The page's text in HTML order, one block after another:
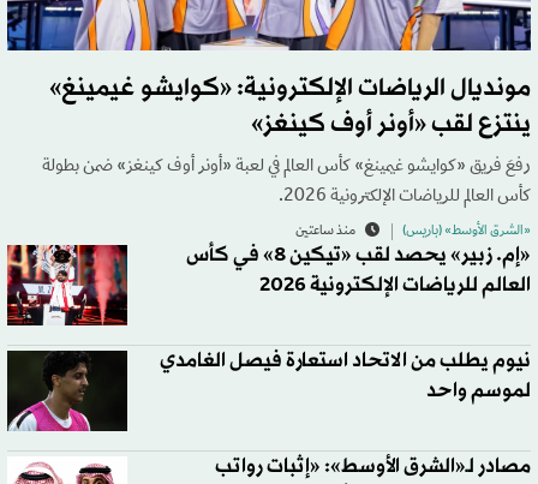
مونديال الرياضات الإلكترونية: «كوايشو غيمينغ»
ينتزع لقب «أونر أوف كينغز»
رفعَ فريق «كوايشو غيمينغ» كأس العالم في لعبة «أونر أوف كينغز» ضمن بطولة
كأس العالم للرياضات الإلكترونية 2026.
«الشرق الأوسط» (باريس) منذ ساعتين
«إم. زبير» يحصد لقب «تيكين 8» في كأس
العالم للرياضات الإلكترونية 2026
نيوم يطلب من الاتحاد استعارة فيصل الغامدي
لموسم واحد
مصادر لـ«الشرق الأوسط»: «إثبات رواتب